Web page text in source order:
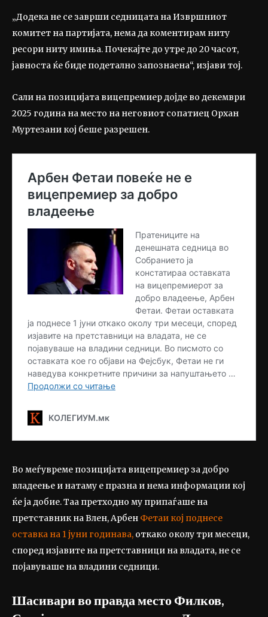
„Додека не се заврши седницата на Извршниот
комитет на партијата, нема да коментирам ниту
ресори ниту имиња. Почекајте до утре до 20 часот,
јавноста ќе биде подетално запознаена“, изјави тој.
Сали на позицијата вицепремиер дојде во декември
2025 година на место на неговиот сопатиец Орхан
Муртезани кој беше разрешен.
Во меѓувреме позицијата вицепремиер за добро
владеење и натаму е празна и нема информации кој
ќе ја добие. Таа претходно му припаѓаше на
претставник на Влен, Арбен Фетаи кој поднесе
оставка на 1 јуни годинава, откако околу три месеци,
според изјавите на претставници на владата, не се
појавуваше на владини седници.
Шасивари во правда место Филков,